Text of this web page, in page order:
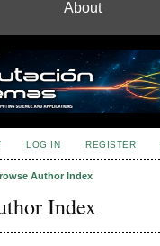
About
LOG IN REGISTER
Author Index
Index